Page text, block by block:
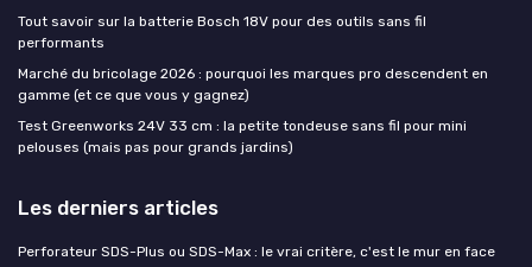
Tout savoir sur la batterie Bosch 18V pour des outils sans fil
performants
Marché du bricolage 2026 : pourquoi les marques pro descendent en
gamme (et ce que vous y gagnez)
Test Greenworks 24V 33 cm : la petite tondeuse sans fil pour mini
pelouses (mais pas pour grands jardins)
Les derniers articles
Perforateur SDS-Plus ou SDS-Max : le vrai critère, c'est le mur en face